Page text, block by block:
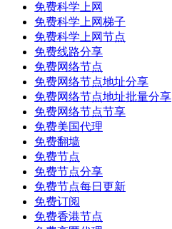
免费科学上网
免费科学上网梯子
免费科学上网节点
免费线路分享
免费网络节点
免费网络节点地址分享
免费网络节点地址批量分享
免费网络节点节享
免费美国代理
免费翻墙
免费节点
免费节点分享
免费节点每日更新
免费订阅
免费香港节点